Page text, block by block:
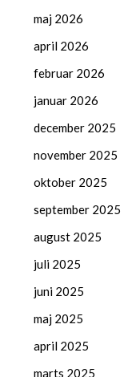
maj 2026
april 2026
februar 2026
januar 2026
december 2025
november 2025
oktober 2025
september 2025
august 2025
juli 2025
juni 2025
maj 2025
april 2025
marts 2025